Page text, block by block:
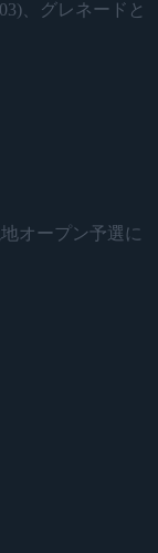
、グレネードと
地オープン予選に